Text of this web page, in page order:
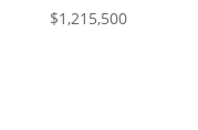
$1,215,500